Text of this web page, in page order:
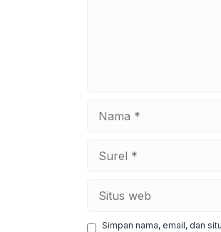
Simpan nama, email, dan